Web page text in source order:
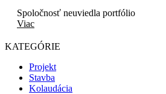
Spoločnosť neuviedla portfólio
Viac
KATEGÓRIE
Projekt
Stavba
Kolaudácia